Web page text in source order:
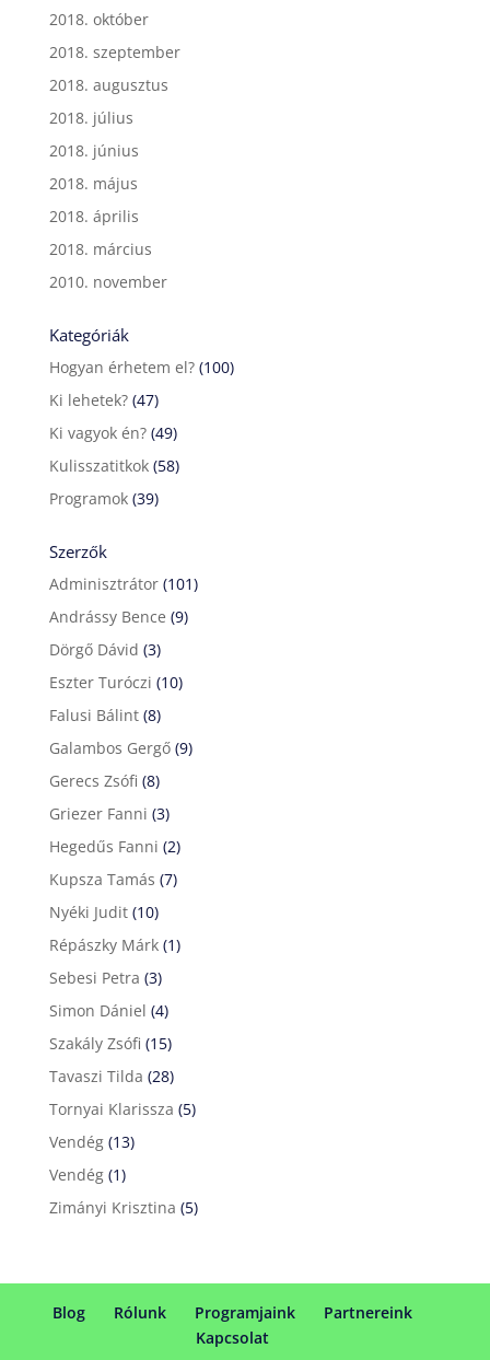
2018. október
2018. szeptember
2018. augusztus
2018. július
2018. június
2018. május
2018. április
2018. március
2010. november
Kategóriák
Hogyan érhetem el?(100)
Ki lehetek?(47)
Ki vagyok én?(49)
Kulisszatitkok(58)
Programok(39)
Szerzők
Adminisztrátor(101)
Andrássy Bence (9)
Dörgő Dávid (3)
Eszter Turóczi (10)
Falusi Bálint(8)
Galambos Gergő(9)
Gerecs Zsófi (8)
Griezer Fanni (3)
Hegedűs Fanni (2)
Kupsza Tamás (7)
Nyéki Judit(10)
Répászky Márk(1)
Sebesi Petra (3)
Simon Dániel (4)
Szakály Zsófi (15)
Tavaszi Tilda (28)
Tornyai Klarissza (5)
Vendég(13)
Vendég(1)
Zimányi Krisztina (5)
Blog Rólunk Programjaink
Partnereink
Kapcsolat